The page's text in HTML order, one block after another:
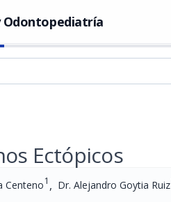
Odontopediatría
Ectópicos
Centeno1 , Dr. Alejandro Goytia Ruiz